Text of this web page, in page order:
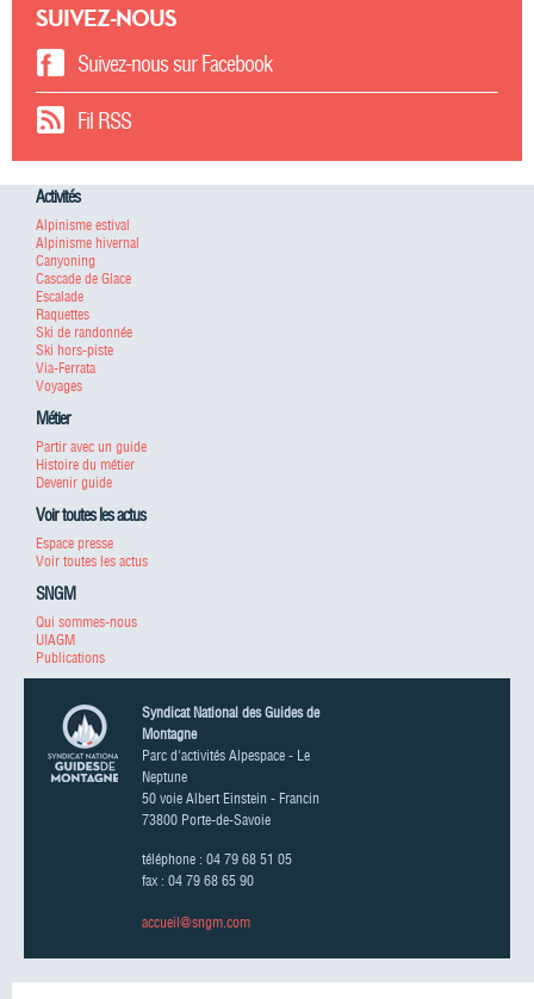
SUIVEZ-NOUS
Suivez-nous sur Facebook
Fil RSS
Activités
Alpinisme estival
Alpinisme hivernal
Canyoning
Cascade de Glace
Escalade
Raquettes
Ski de randonnée
Ski hors-piste
Via-Ferrata
Voyages
Métier
Partir avec un guide
Histoire du métier
Devenir guide
Voir toutes les actus
Espace presse
Voir toutes les actus
SNGM
Qui sommes-nous
UIAGM
Publications
Syndicat National des Guides de
Montagne
Parc d'activités Alpespace - Le
Neptune
50 voie Albert Einstein - Francin
73800 Porte-de-Savoie
téléphone : 04 79 68 51 05
fax : 04 79 68 65 90
accueil@sngm.com